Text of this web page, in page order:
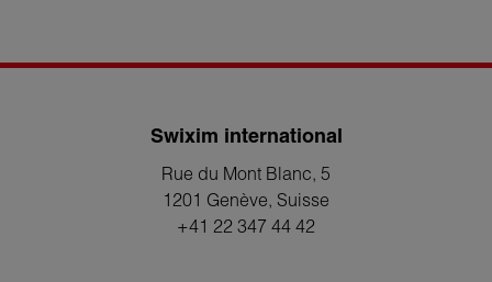
Swixim international
Rue du Mont Blanc, 5
1201 Genève, Suisse
+41 22 347 44 42